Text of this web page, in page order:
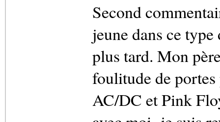
Second
jeune dans ce
plus tard. Mon
foulitude de
AC/DC et Pink